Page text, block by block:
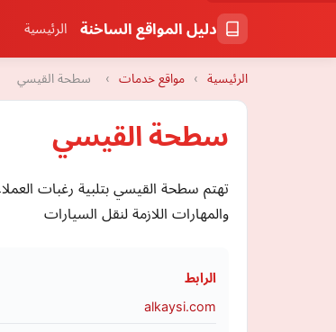
دليل المواقع الساخنة الرئيسية
الرئيسية › مواقع خدمات › سطحة القيسي
سطحة القيسي
تهتم سطحة القيسي بتلبية رغبات
والمهارات اللازمة لنقل السيارات
الرابط
alkaysi.com